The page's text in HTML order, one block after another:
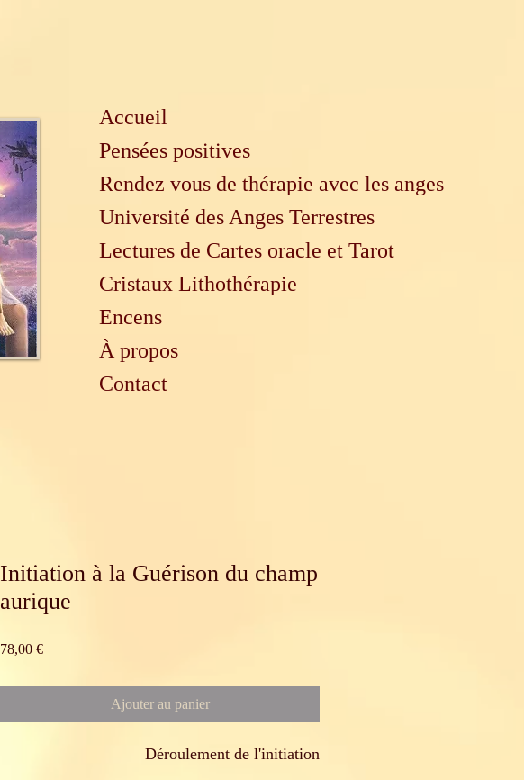
Accueil
Pensées positives
Rendez vous de thérapie avec les anges
Université des Anges Terrestres
Lectures de Cartes oracle et Tarot
Cristaux Lithothérapie
Encens
À propos
Contact
Initiation à la Guérison du champ
aurique
78,00 €Prix
Ajouter au panier
Déroulement de l'initiation